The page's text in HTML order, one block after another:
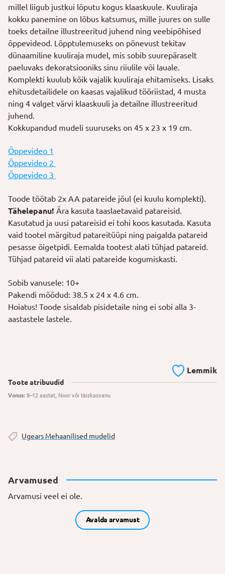
millel liigub justkui lõputu kogus klaaskuule. Kuuliraja
kokku panemine on lõbus katsumus, mille juures on sulle
toeks detailne illustreeritud juhend ning veebipõhised
õppevideod. Lõpptulemuseks on põnevust tekitav
dünaamiline kuuliraja mudel, mis sobib suurepäraselt
paeluvaks dekoratsiooniks sinu riiulile või lauale.
Komplekti kuulub kõik vajalik kuuliraja ehitamiseks. Lisaks
ehitusdetailidele on kaasas vajalikud tööriistad, 4 musta
ning 4 valget värvi klaaskuuli ja detailne illustreeritud
juhend.
Kokkupandud mudeli suuruseks on 45 x 23 x 19 cm.
Õppevideo 1
Õppevideo 2
Õppevideo 3
Toode töötab 2x AA patareide jõul (ei kuulu komplekti).
Tähelepanu! Ära kasuta taaslaetavaid patareisid.
Kasutatud ja uusi patareisid ei tohi koos kasutada. Kasuta
vaid tootel märgitud patareitüüpi ning paigalda patareid
pesasse õigetpidi. Eemalda tootest alati tühjad patareid.
Tühjad patareid vii alati patareide kogumiskasti.
Sobib vanusele: 10+
Pakendi mõõdud: 38.5 x 24 x 4.6 cm.
Hoiatus! Toode sisaldab pisidetaile ning ei sobi alla 3-
aastastele lastele.
Lemmik
Toote atribuudid
Vanus: 8–12 aastat, Noor või täiskasvanu
Ugears Mehaanilised mudelid
Arvamused
Arvamusi veel ei ole.
Avalda arvamust